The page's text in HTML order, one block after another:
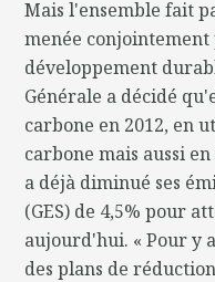
Mais l'ensemble fait
menée
développement
Générale a décidé
carbone en 2012, en
carbone mais aussi
a déjà diminué ses
(GES) de 4,5% pour
aujourd'hui. « Pour y
des plans de